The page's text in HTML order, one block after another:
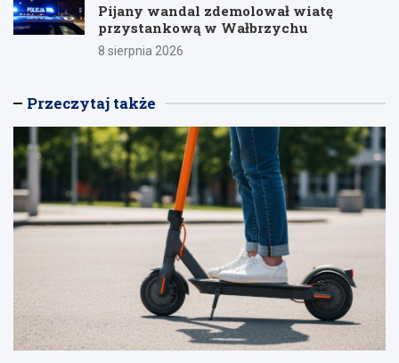
Pijany wandal zdemolował wiatę
przystankową w Wałbrzychu
8 sierpnia 2026
Przeczytaj także